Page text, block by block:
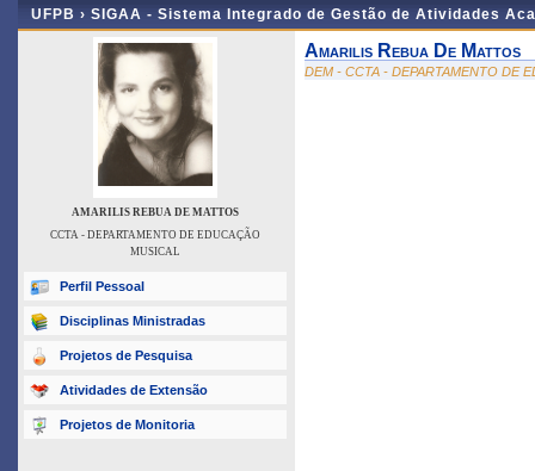
UFPB › SIGAA - Sistema Integrado de Gestão de Atividades
AMARILIS REBUA DE MATTOS
CCTA - DEPARTAMENTO DE EDUCAÇÃO
MUSICAL
Perfil Pessoal
Disciplinas Ministradas
Projetos de Pesquisa
Atividades de Extensão
Projetos de Monitoria
Amarilis Rebua De Mattos
DEM - CCTA - DEPARTAMENTO DE